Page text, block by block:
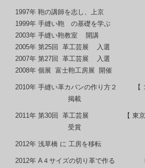
1997年 鞄の講師を志し、上京
1999年 手縫い鞄 の基礎を学ぶ
2003年 手縫い鞄教室 開講
2005年 第25回 革工芸展 入選
2007年 第27回 革工芸展 入選
2008年 個展 富士鞄工房展 開催
2010年 手縫い革カバンの作り方２ 【 コ
掲載
2011年 第30回 革工芸展 【 東京都
受賞
2012年 浅草橋 に 工房を移転
2012年 A４サイズの切り革で作